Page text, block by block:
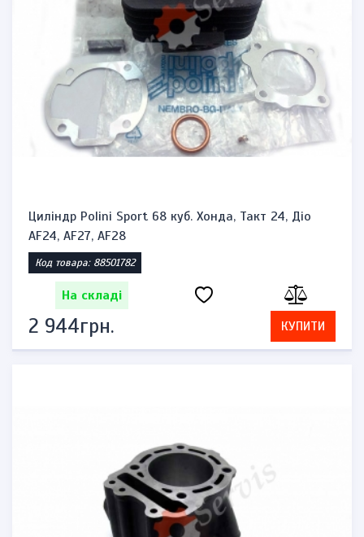
Циліндр Polini Sport 68 куб. Хонда, Такт 24, Діо
AF24, AF27, AF28
Код товара: 88501782
На складі
2 944грн. КУПИТИ